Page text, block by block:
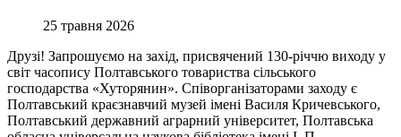
25 травня 2026
Друзі! Запрошуємо на захід, присвячений 130-річчю виходу у
світ часопису Полтавського товариства сільського
господарства «Хуторянин». Співорганізаторами заходу є
Полтавський краєзнавчий музей імені Василя Кричевського,
Полтавський державний аграрний університет, Полтавська